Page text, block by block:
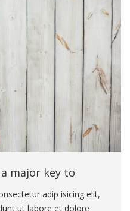
magna aliqua. Ut
tempor incid idunt ut
major key to
adip isicing elit,
ut labore et dolore